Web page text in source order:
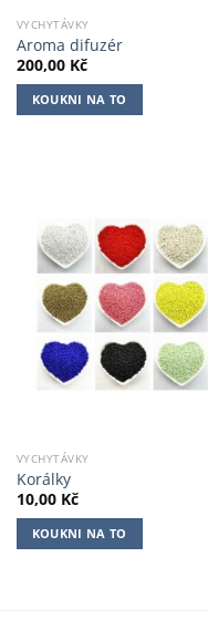
VYCHYTÁVKY
Aroma difuzér
200,00 Kč
KOUKNI NA TO
VYCHYTÁVKY
Korálky
10,00 Kč
KOUKNI NA TO